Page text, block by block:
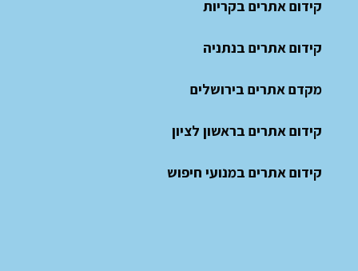
קידום אתרים בקריות
קידום אתרים בנתניה
מקדם אתרים בירושלים
קידום אתרים בראשון לציון
קידום אתרים במנועי חיפוש